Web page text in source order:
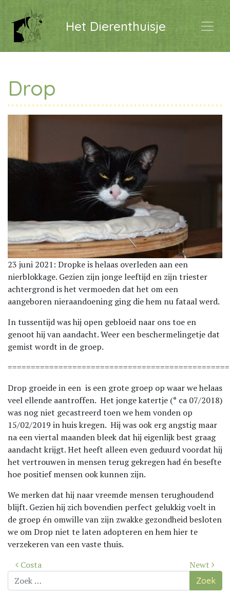
Het Dierenthuisje
Drop
23 juni 2021: Dropke is helaas overleden aan een
nierblokkage. Gezien zijn jonge leeftijd en zijn triester
achtergrond is het vermoeden dat het om een
aangeboren nieraandoening ging die hem nu fataal werd.
In tussentijd was hij open gebloeid naar ons toe en
genoot hij van aandacht. Weer een beschermelingetje dat
gemist wordt in de groep.
================================================
Drop groeide in een is een grote groep op waar we helaas
veel ellende aantroffen. Het jonge katertje (° ca 07/2018)
was nog niet gecastreerd toen we hem vonden op
15/02/2019 in huis kregen. Hij was ook erg angstig maar
na een viertal maanden bleek dat hij eigenlijk best graag
aandacht krijgt. Het heeft alleen even geduurd voordat hij
het vertrouwen in mensen terug gekregen had én besefte
hoe positief mensen ook kunnen zijn.
We merken dat hij naar vreemde mensen terughoudend
blijft. Gezien hij zich bovendien perfect gelukkig voelt in
de groep én omwille van zijn zwakke gezondheid besloten
we om Drop niet te laten adopteren en hem hier te
verzekeren van een vaste thuis.
Bericht
navigatie
Costa
Newt
Zoek
naar: